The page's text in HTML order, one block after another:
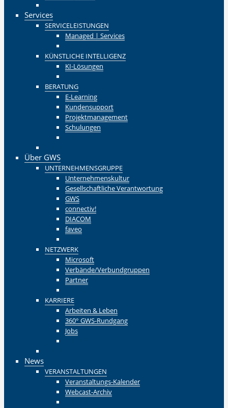
Services
SERVICELEISTUNGEN
Managed | Services
KÜNSTLICHE INTELLIGENZ
KI-Lösungen
BERATUNG
E-Learning
Kundensupport
Projektmanagement
Schulungen
Über GWS
UNTERNEHMENSGRUPPE
Unternehmenskultur
Gesellschaftliche Verantwortung
GWS
connectiv!
DIACOM
faveo
NETZWERK
Microsoft
Verbände/Verbundgruppen
Partner
KARRIERE
Arbeiten & Leben
360° GWS-Rundgang
Jobs
News
VERANSTALTUNGEN
Veranstaltungs-Kalender
Webcast-Archiv